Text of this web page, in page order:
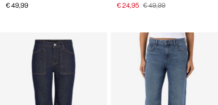
€ 49,99
€ 24,95 € 49,99